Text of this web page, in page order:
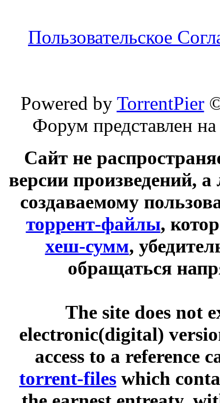
Пользовательское
Powered by TorrentPier
Форум представлен
Сайт не
версии произведений,
создаваемому
торрент-файлы,
хеш-сумм,
обращаться
The site does not
electronic(digital)
access to a reference
torrent-files which